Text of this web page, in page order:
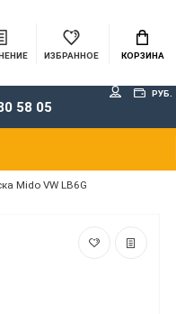
ИЗБРАННОЕ КОРЗИНА
58 05
РУБ.
Mido VW LB6G